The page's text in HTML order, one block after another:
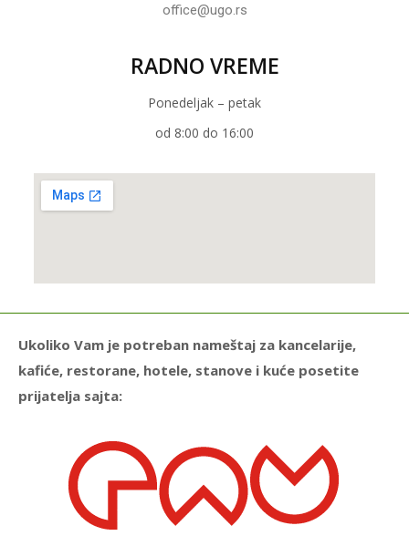
office@ugo.rs
RADNO VREME
Ponedeljak – petak
od 8:00 do 16:00
Ukoliko Vam je potreban nameštaj za kancelarije,
kafiće, restorane, hotele, stanove i kuće posetite
prijatelja sajta: